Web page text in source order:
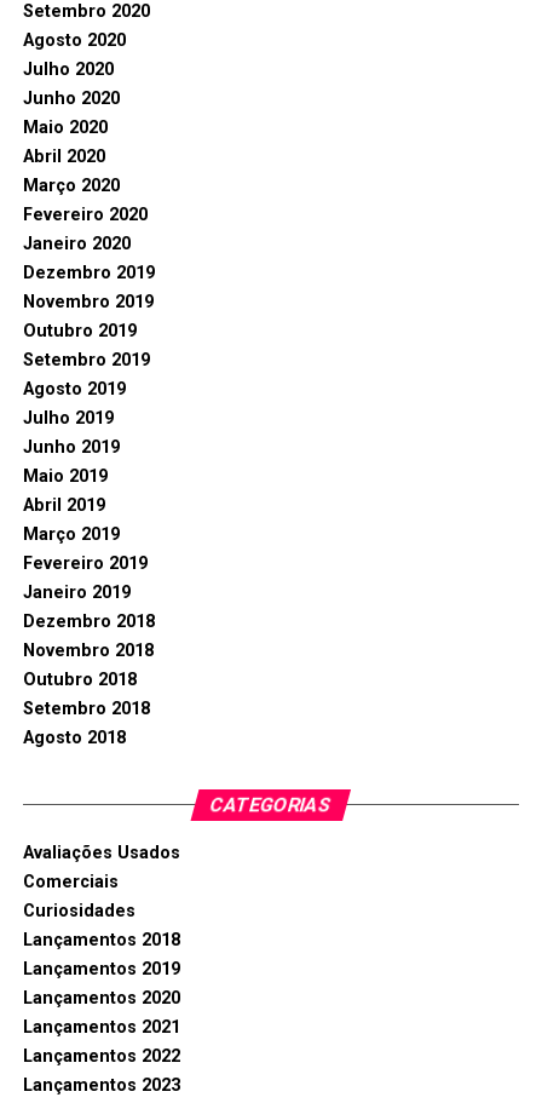
Setembro 2020
Agosto 2020
Julho 2020
Junho 2020
Maio 2020
Abril 2020
Março 2020
Fevereiro 2020
Janeiro 2020
Dezembro 2019
Novembro 2019
Outubro 2019
Setembro 2019
Agosto 2019
Julho 2019
Junho 2019
Maio 2019
Abril 2019
Março 2019
Fevereiro 2019
Janeiro 2019
Dezembro 2018
Novembro 2018
Outubro 2018
Setembro 2018
Agosto 2018
CATEGORIAS
Avaliações Usados
Comerciais
Curiosidades
Lançamentos 2018
Lançamentos 2019
Lançamentos 2020
Lançamentos 2021
Lançamentos 2022
Lançamentos 2023